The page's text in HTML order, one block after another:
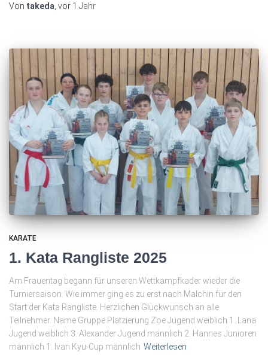
Von takeda , vor 1 Jahr
KARATE
1. Kata Rangliste 2025
Am Frauentag begann für unseren Wettkampfkader wieder die
Turniersaison. Wie immer ging es zu erst nach Malchin für den
Start der Kata Rangliste. Herzlichen Glückwunsch an alle
Teilnehmer. Name Gruppe Platzierung Zoe Jugend weiblich 1. Lana
Jugend weiblich 3. Alexander Jugend männlich 2. Hannes Junioren
männlich 1. Ivan Kyu-Cup männlich Weiterlesen